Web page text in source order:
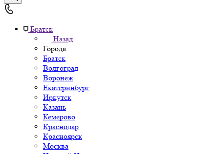
Братск
Назад
Города
Братск
Волгоград
Воронеж
Екатеринбург
Иркутск
Казань
Кемерово
Краснодар
Красноярск
Москва